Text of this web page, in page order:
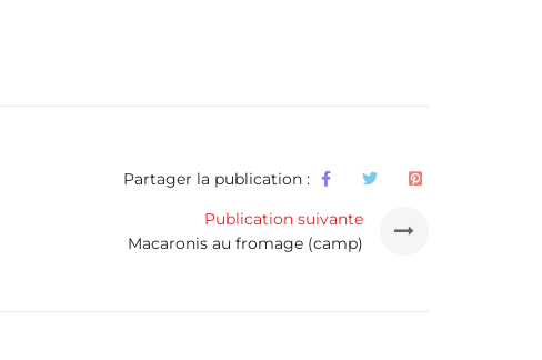
Partager la publication :
Publication suivante
Macaronis au fromage (camp)